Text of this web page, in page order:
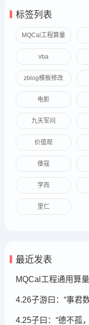
标签列表
MQCal工程算量
vba
zblog模板修改
电影
九天军问
价值观
倭寇
学而
里仁
最近发表
4.26子游曰：“事君
4.25子曰：“德不孤